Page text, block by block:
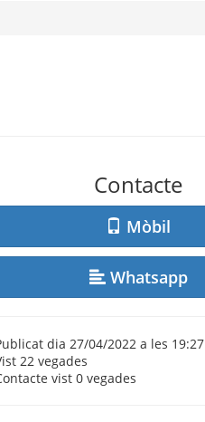
Contacte
Mòbil
Whatsapp
dia 27/04/2022 a les 19:27
22 vegades
vist0 vegades